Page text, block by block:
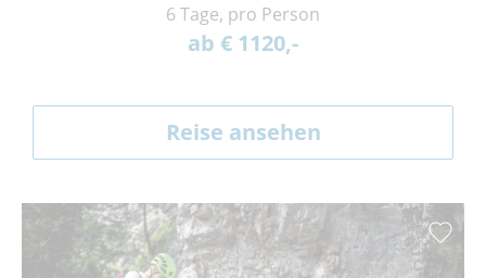
6 Tage, pro Person
ab € 1120,-
Reise ansehen